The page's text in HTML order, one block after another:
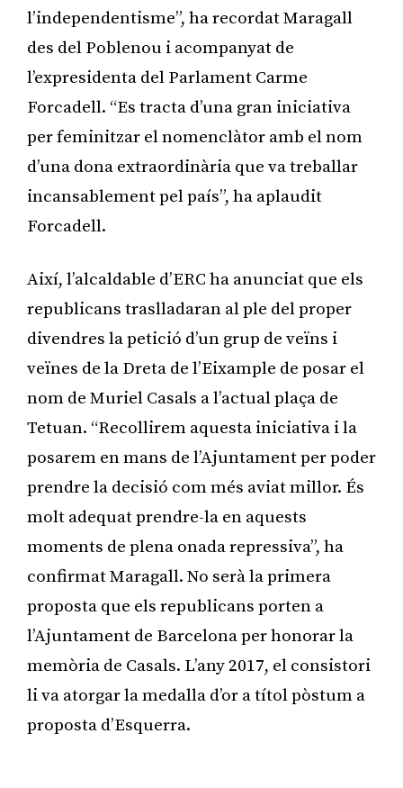
l’independentisme”, ha recordat Maragall
des del Poblenou i acompanyat de
l’expresidenta del Parlament Carme
Forcadell. “Es tracta d’una gran iniciativa
per feminitzar el nomenclàtor amb el nom
d’una dona extraordinària que va treballar
incansablement pel país”, ha aplaudit
Forcadell.
Així, l’alcaldable d’ERC ha anunciat que els
republicans traslladaran al ple del proper
divendres la petició d’un grup de veïns i
veïnes de la Dreta de l’Eixample de posar el
nom de Muriel Casals a l’actual plaça de
Tetuan. “Recollirem aquesta iniciativa i la
posarem en mans de l’Ajuntament per poder
prendre la decisió com més aviat millor. És
molt adequat prendre-la en aquests
moments de plena onada repressiva”, ha
confirmat Maragall. No serà la primera
proposta que els republicans porten a
l’Ajuntament de Barcelona per honorar la
memòria de Casals. L’any 2017, el consistori
li va atorgar la medalla d’or a títol pòstum a
proposta d’Esquerra.